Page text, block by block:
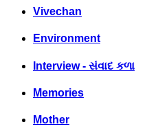
Vivechan
Environment
Interview - સંવાદ કળા
Memories
Mother